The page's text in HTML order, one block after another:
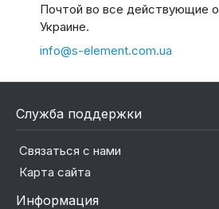
Почтой во все действующие
Украине.
info@s-element.com.ua
Служба поддержки
Связаться с нами
Карта сайта
Информация